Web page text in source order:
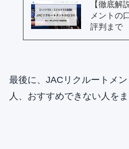
【徹底解
メントの
評判まで
最後に、JACリクルートメ
人、おすすめできない人をま